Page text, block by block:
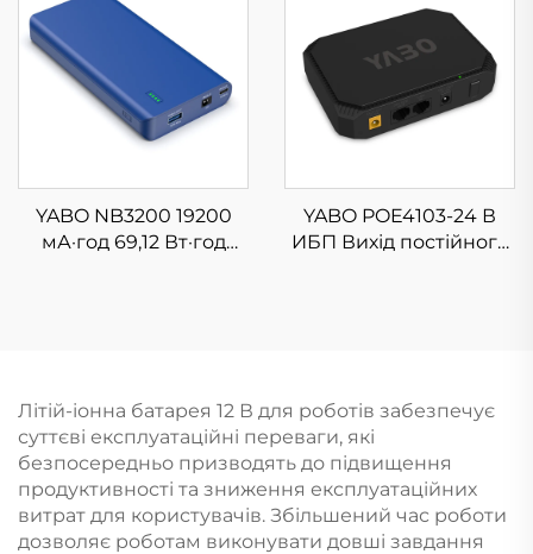
акумуляторний блок
для гольфу
мА·год, глибокого
розряду, вихід
постійного струму,
літієвий банк
живлення для
світлодіодного
YABO NB3200 19200
мА·год 69,12 Вт·год
зарядний пристрій
Павербанк
YABO POE4103-24 В
ИБП Вихід постійного
Літій-іонна батарея 12 В для роботів забезпечує
суттєві експлуатаційні переваги, які
безпосередньо призводять до підвищення
продуктивності та зниження експлуатаційних
витрат для користувачів. Збільшений час роботи
дозволяє роботам виконувати довші завдання